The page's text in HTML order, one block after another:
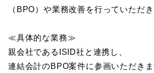
（BPO）や業務改善を行っていただき
≪具体的な業務≫
親会社であるISID社と連携し、
連結会計のBPO案件に参画いただきま